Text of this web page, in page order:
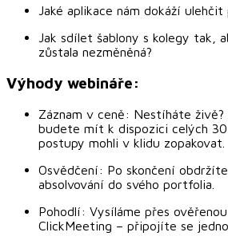
Jaké aplikace nám dokáží ulehčit
Jak sdílet šablony s kolegy tak,
zůstala nezměněná?
Výhody webináře:
Záznam v ceně: Nestíháte živě?
budete mít k dispozici celých
postupy mohli v klidu zopakovat.
Osvědčení: Po skončení
absolvování do svého portfolia.
Pohodlí: Vysíláme přes
ClickMeeting – připojíte se